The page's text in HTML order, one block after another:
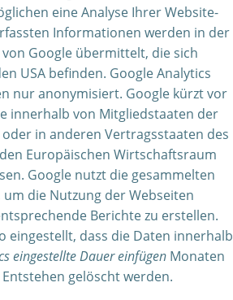
eine Analyse Ihrer Website-
Informationen werden in der
von Google übermittelt, die sich
USA befinden. Google Analytics
nur anonymisiert. Google kürzt vor
innerhalb von Mitgliedstaaten der
in anderen Vertragsstaaten des
Europäischen Wirtschaftsraum
Google nutzt die gesammelten
die Nutzung der Webseiten
Berichte zu erstellen.
eingestellt, dass die Daten innerhalb
eingestellte Dauer einfügen Monaten
gelöscht werden.